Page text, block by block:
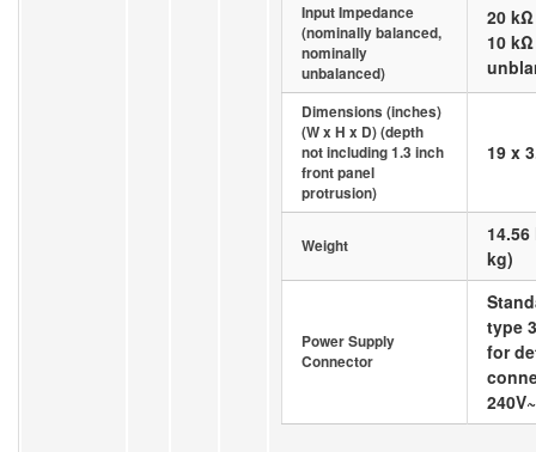
Input Impedance
(nominally balanced,
nominally
unbalanced)
20
10 kΩ
Dimensions (inches)
(W x H x D) (depth
not including 1.3 inch
front panel
protrusion)
19 x
Weight
kg)
Power Supply
Connector
type
for
240V~